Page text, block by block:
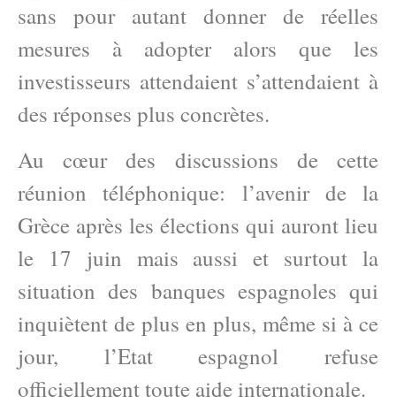
sans pour autant donner de réelles
mesures à adopter alors que les
investisseurs attendaient s’attendaient à
des réponses plus concrètes.
Au cœur des discussions de cette
réunion téléphonique: l’avenir de la
Grèce après les élections qui auront lieu
le 17 juin mais aussi et surtout la
situation des banques espagnoles qui
inquiètent de plus en plus, même si à ce
jour, l’Etat espagnol refuse
officiellement toute aide internationale.